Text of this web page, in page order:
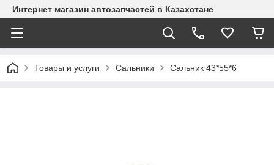
Интернет магазин автозапчастей в Казахстане
Товары и услуги Сальники Сальник 43*55*6